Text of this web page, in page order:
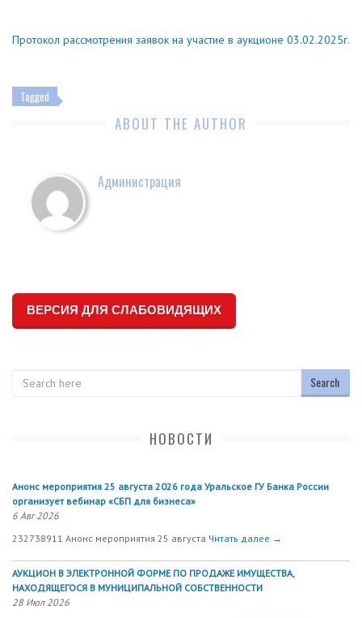
Протокол рассмотрения заявок на участие в аукционе 03.02.2025г.
Tagged
ABOUT THE AUTHOR
Администрация
ВЕРСИЯ ДЛЯ СЛАБОВИДЯЩИХ
НОВОСТИ
Анонс мероприятия 25 августа 2026 года Уральское ГУ Банка России
организует вебинар «СБП для бизнеса»
6 Авг 2026
232738911 Анонс мероприятия 25 августа Читать далее →
АУКЦИОН В ЭЛЕКТРОННОЙ ФОРМЕ ПО ПРОДАЖЕ ИМУЩЕСТВА,
НАХОДЯЩЕГОСЯ В МУНИЦИПАЛЬНОЙ СОБСТВЕННОСТИ
28 Июл 2026